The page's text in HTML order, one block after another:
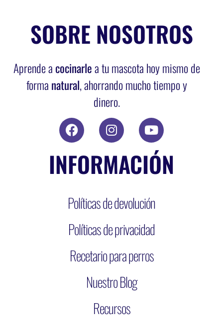
SOBRE NOSOTROS
Aprende a cocinarlea tu mascota hoy mismo de
forma natural, ahorrando mucho tiempo y
dinero.
INFORMACIÓN
Políticas de devolución
Políticas de privacidad
Recetario para perros
Nuestro Blog
Recursos